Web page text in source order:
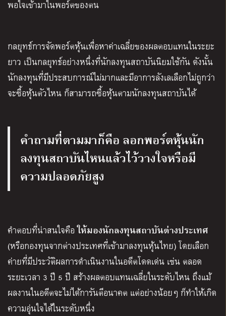
พอใจเข้ามาในพอร์ตของตน
กลยุทธ์การจัดพอร์ตหุ้นเพื่อหาค่าเฉลี่ยของผลตอบแทนในระยะ
ยาว เป็นกลยุทธ์อย่างหนึ่งที่นักลงทุนสถาบันนิยมใช้กัน ดังนั้น
นักลงทุนที่มีประสบการณ์ไม่มากและมีอาการลังเลเลือกไม่ถูกว่า
จะซื้อหุ้นตัวไหน ก็สามารถซื้อหุ้นตามนักลงทุนสถาบันได้
คำถามที่ตามมาก็คือ ลอกพอร์ตหุ้นนัก
ลงทุนสถาบันไหนแล้วไว้วางใจหรือมี
ความปลอดภัยสูง
คำตอบที่น่าสนใจคือให้มองนักลงทุนสถาบันต่างประเทศ
(หรือกองทุนจากต่างประเทศที่เข้ามาลงทุนหุ้นไทย) โดยเลือก
ค่ายที่มีประวัติผลการดำเนินงานในอดีตโดดเด่น เช่น ตลอด
ระยะเวลา 3 ปี 5 ปี สร้างผลตอบแทนเฉลี่ยในระดับไหน ถึงแม้
ผลงานในอดีตจะไม่ได้การันตีอนาคต แต่อย่างน้อยๆ ก็ทำให้เกิด
ความอุ่นใจได้ในระดับหนึ่ง